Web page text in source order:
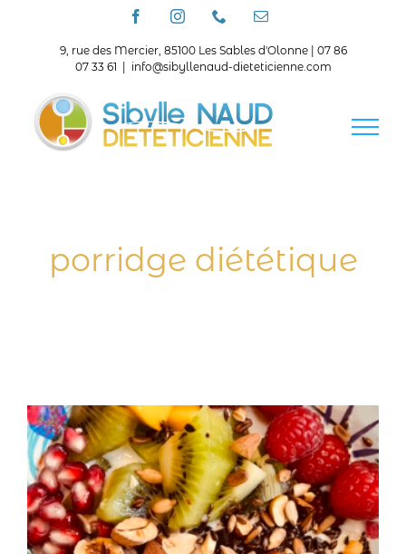
FacebookInstagramTéléphoneEmail
9, rue des Mercier, 85100 Les Sables d'Olonne | 07 86
07 33 61
info@sibyllenaud-dieteticienne.com
porridge diététique